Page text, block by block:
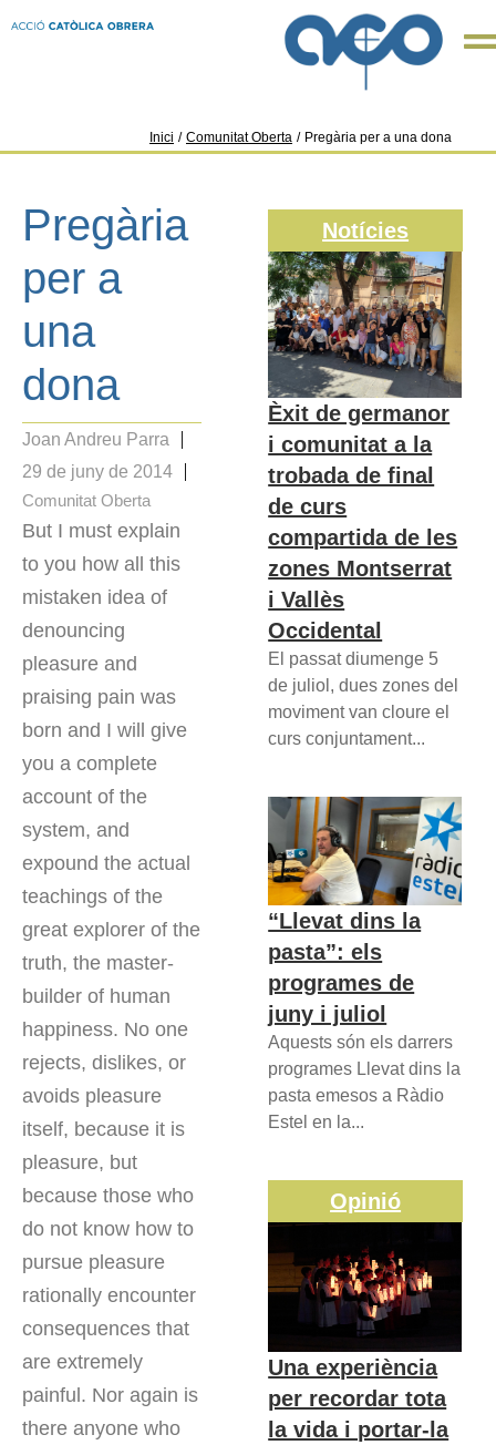
Inici / Comunitat Oberta / Pregària per a una dona
Pregària
per a
una
dona
Joan Andreu Parra
29 de juny de 2014
Comunitat Oberta
But I must explain
to you how all this
mistaken idea of
denouncing
pleasure and
praising pain was
born and I will give
you a complete
account of the
system, and
expound the actual
teachings of the
great explorer of the
truth, the master-
builder of human
happiness. No one
rejects, dislikes, or
avoids pleasure
itself, because it is
pleasure, but
because those who
do not know how to
pursue pleasure
rationally encounter
consequences that
are extremely
painful. Nor again is
there anyone who
Notícies
Èxit de germanor
i comunitat a la
trobada de final
de curs
compartida de les
zones Montserrat
i Vallès
Occidental
El passat diumenge 5
de juliol, dues zones del
moviment van cloure el
curs conjuntament...
“Llevat dins la
pasta”: els
programes de
juny i juliol
Aquests són els darrers
programes Llevat dins la
pasta emesos a Ràdio
Estel en la...
Opinió
Una experiència
per recordar tota
la vida i portar-la